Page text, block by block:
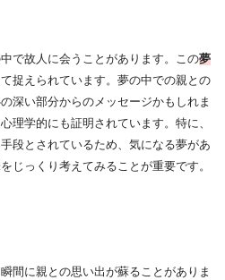
で故人に会うことがあります。この夢
て捉えられています。夢の中での親との
深い部分からのメッセージかもしれま
理学的にも証明されています。特に、
段とされているため、気になる夢があ
じっくり考えてみることが重要です。
間に親との思い出が蘇ることがありま